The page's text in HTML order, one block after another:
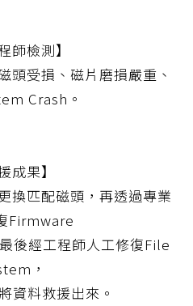
師檢測】
頭受損、磁片磨損嚴重、
Crash。
成果】
換匹配磁頭，再透過專業
Firmware
後經工程師人工修復File
，
資料救援出來。